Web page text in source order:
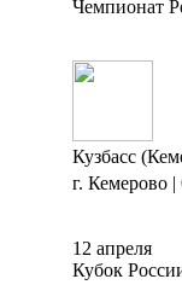
Чемпионат
Кузбасс
г. Кемерово
12 апреля
Кубок